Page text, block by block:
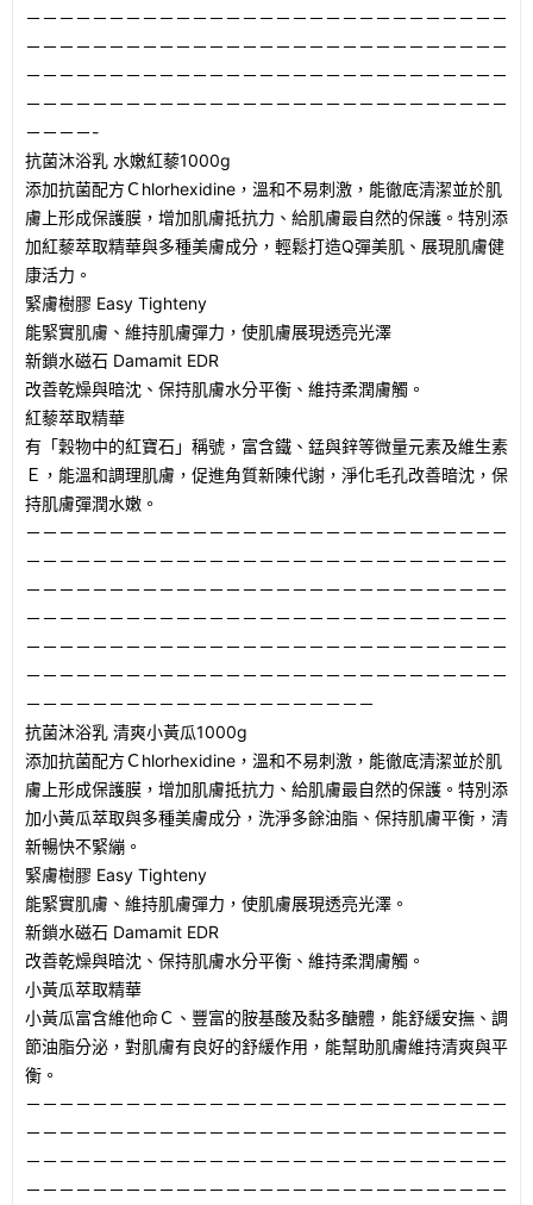
－－－－－－－－－－－－－－－－－－－－－－－－－－－－－
－－－－－－－－－－－－－－－－－－－－－－－－－－－－－
－－－－－－－－－－－－－－－－－－－－－－－－－－－－－
－－－－－－－－－－－－－－－－－－－－－－－－－－－－－
－－－－-
抗菌沐浴乳 水嫩紅藜1000g
添加抗菌配方Ｃhlorhexidine，溫和不易刺激，能徹底清潔並於肌
膚上形成保護膜，增加肌膚抵抗力、給肌膚最自然的保護。特別添
加紅藜萃取精華與多種美膚成分，輕鬆打造Q彈美肌、展現肌膚健
康活力。
緊膚樹膠 Easy Tighteny
能緊實肌膚、維持肌膚彈力，使肌膚展現透亮光澤
新鎖水磁石 Damamit EDR
改善乾燥與暗沈、保持肌膚水分平衡、維持柔潤膚觸。
紅藜萃取精華
有「穀物中的紅寶石」稱號，富含鐵、錳與鋅等微量元素及維生素
Ｅ，能溫和調理肌膚，促進角質新陳代謝，淨化毛孔改善暗沈，保
持肌膚彈潤水嫩。
－－－－－－－－－－－－－－－－－－－－－－－－－－－－－
－－－－－－－－－－－－－－－－－－－－－－－－－－－－－
－－－－－－－－－－－－－－－－－－－－－－－－－－－－－
－－－－－－－－－－－－－－－－－－－－－－－－－－－－－
－－－－－－－－－－－－－－－－－－－－－－－－－－－－－
－－－－－－－－－－－－－－－－－－－－－－－－－－－－－
－－－－－－－－－－－－－－－－－－－－－
抗菌沐浴乳 清爽小黃瓜1000g
添加抗菌配方Ｃhlorhexidine，溫和不易刺激，能徹底清潔並於肌
膚上形成保護膜，增加肌膚抵抗力、給肌膚最自然的保護。特別添
加小黃瓜萃取與多種美膚成分，洗淨多餘油脂、保持肌膚平衡，清
新暢快不緊繃。
緊膚樹膠 Easy Tighteny
能緊實肌膚、維持肌膚彈力，使肌膚展現透亮光澤。
新鎖水磁石 Damamit EDR
改善乾燥與暗沈、保持肌膚水分平衡、維持柔潤膚觸。
小黃瓜萃取精華
小黃瓜富含維他命Ｃ、豐富的胺基酸及黏多醣體，能舒緩安撫、調
節油脂分泌，對肌膚有良好的舒緩作用，能幫助肌膚維持清爽與平
衡。
－－－－－－－－－－－－－－－－－－－－－－－－－－－－－
－－－－－－－－－－－－－－－－－－－－－－－－－－－－－
－－－－－－－－－－－－－－－－－－－－－－－－－－－－－
－－－－－－－－－－－－－－－－－－－－－－－－－－－－－